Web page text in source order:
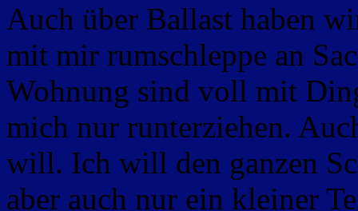
Auch über Ballast haben
mit mir rumschleppe an
Wohnung sind voll mit
mich nur runterziehen.
will. Ich will den ganzen
aber auch nur ein kleiner